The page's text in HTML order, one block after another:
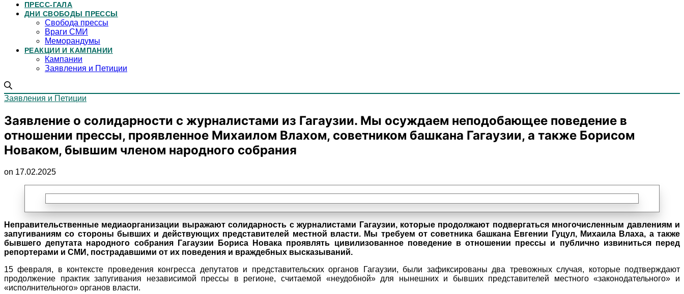
ПРЕСС-ГАЛА
ДНИ СВОБОДЫ ПРЕССЫ
Свобода прессы
Враги СМИ
Меморандумы
РЕАКЦИИ И КАМПАНИИ
Кампании
Заявления и Петиции
Заявления и Петиции
Заявление о солидарности с журналистами из Гагаузии. Мы осуждаем неподобающее поведение в
отношении прессы, проявленное Михаилом Влахом, советником башкана Гагаузии, а также Борисом
Новаком, бывшим членом народного собрания
on 17.02.2025
Неправительственные медиаорганизации выражают солидарность с журналистами Гагаузии, которые продолжают подвергаться многочисленным давлениям и
запугиваниям со стороны бывших и действующих представителей местной власти. Мы требуем от советника башкана Евгении Гуцул, Михаила Влаха, а также
бывшего депутата народного собрания Гагаузии Бориса Новака проявлять цивилизованное поведение в отношении прессы и публично извиниться перед
репортерами и СМИ, пострадавшими от их поведения и враждебных высказываний.
15 февраля, в контексте проведения конгресса депутатов и представительских органов Гагаузии, были зафиксированы два тревожных случая, которые подтверждают
продолжение практик запугивания независимой прессы в регионе, считаемой «неудобной» для нынешних и бывших представителей местного «законодательного» и
«исполнительного» органов власти.